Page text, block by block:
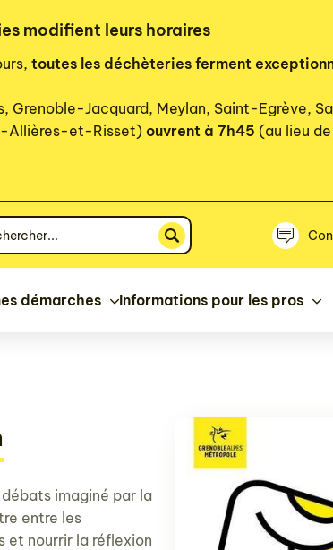
modifient leurs horaires
toutes les déchèteries ferment
Grenoble-Jacquard, Meylan, Saint-Egrève,
Allières-et-Risset) ouvrent à 7h45 (au lieu
démarches Informations pour les pros
imaginé par la
entre les
et nourrir la réflexion